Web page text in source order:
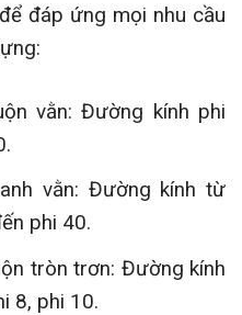
đáp ứng mọi nhu cầu
vằn: Đường kính phi
vằn: Đường kính từ
phi 40.
tròn trơn: Đường kính
8, phi 10.